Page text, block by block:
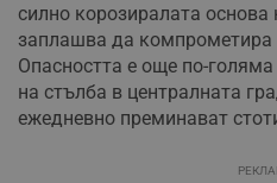
силно корозиралата основа
заплашва да компрометира
Опасността е още по-
на стълба в централната
ежедневно преминават